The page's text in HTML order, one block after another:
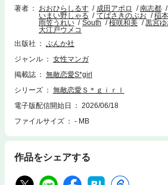
♪／／】『片恋結婚 ～連載編～』／おおひらし
ら、毎分毎秒「好き」が募って…！“夫婦”から“
いな日々をこれからもずっと♪【♪初登場♪】『
れそうです～【前編】』／雨笠うれい「そっち
ら 覚悟しろよ」旅先で出会った彼とワンナイト
ラブ!!【☆大注目☆】『ガチ恋令嬢は紳士な騎士
たい！』／黒宮ゆねこ「かわいい…顔がとろけ
「初めて」を捧げたい…！うぶでエッチな年の
『爆モテ幼なじみの慰めHは激重注意!? 不感症
しい執着愛撫に囚われる』／米子＜大人気連載
著者 おおひらしるす 成田アポロ 南志都
いまい野しゃる
てばさきのぶお 稲
雨笠うれい
South 桜咲和美 黒宮ゆ
大江戸ウメコ
出版社
ぶんか社
ジャンル
女性マンガ
掲載誌
無敵恋愛S*girl
シリーズ
無敵恋愛Ｓ＊ｇｉｒｌ
電子版配信開始日
2026/06/18
ファイルサイズ
- MB
作品をシェアする